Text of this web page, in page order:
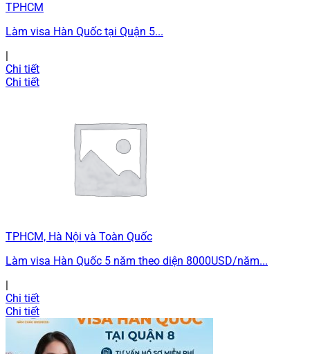
TPHCM
Làm visa Hàn Quốc tại Quận 5...
Chi tiết
Chi tiết
TPHCM, Hà Nội và Toàn Quốc
Làm visa Hàn Quốc 5 năm theo diện 8000USD/năm...
Chi tiết
Chi tiết